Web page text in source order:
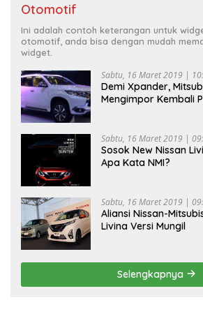
Otomotif
Ini adalah contoh keterangan untuk
otomotif, anda bisa dengan mudah
widget.
Sabtu, 16 Maret 2019 |
Demi Xpander,
Mengimpor Kembali
Sabtu, 16 Maret 2019 |
Sosok New Nissan
Apa Kata NMI?
Sabtu, 16 Maret 2019 |
Aliansi Nissan-
Livina Versi Mungil
Selengkapnya